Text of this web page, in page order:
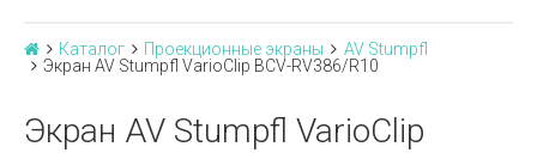
Каталог Проекционные экраны
AV Stumpfl
Экран AV Stumpfl VarioClip BCV-RV386/R10
Экран AV Stumpfl VarioClip